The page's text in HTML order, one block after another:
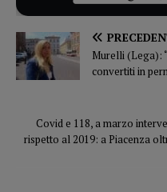
Murelli (Lega):
convertiti in
Covid e 118, a marzo
rispetto al 2019: a Piacenza